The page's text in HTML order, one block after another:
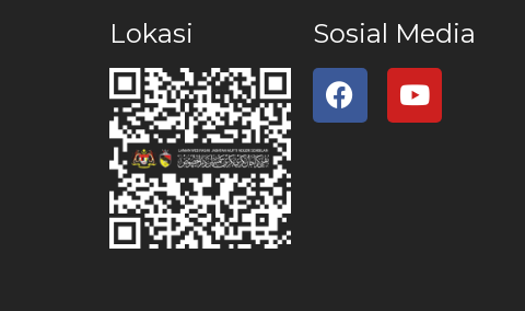
Lokasi Sosial Media